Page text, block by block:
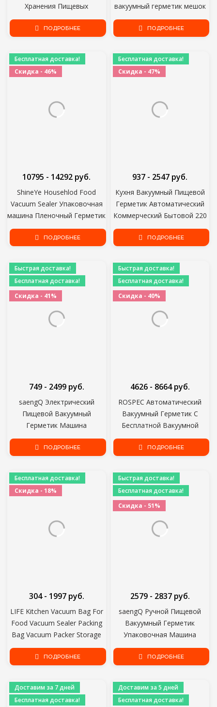
Хранения Пищевых
Продуктов Вакуумная
Упаковка Герметик
С Бесплатным 10 шт.
ПОДРОБНЕЕ
вакуумный герметик мешок
28/25/20/15/12 см*500 см
Вырезать нужную длину для
ПОДРОБНЕЕ
Бесплатная доставка!
Скидка - 46%
ShineYe Househlod Food
Vacuum Sealer Упаковочная
машина Пленочный Герметик
Вакуумный упаковщик Дают
Бесплатные Вакуумные
10795 - 14292 руб.
ПОДРОБНЕЕ
Бесплатная доставка!
Скидка - 47%
Кухня Вакуумный Пищевой
Герметик Автоматический
Коммерческий Бытовой 220
В/110 В Пищевой Вакуумный
Герметик Упаковочная
шт. Сумки
937 - 2547 руб.
ПОДРОБНЕЕ
Быстрая доставка!
Бесплатная доставка!
Скидка - 41%
saengQ Электрический
Пищевой Вакуумный
Герметик Машина
Аксессуары Винные пробки
Вакуумный Контейнер
Пищевых Продуктов
Вакуумный Герметик
749 - 2499 руб.
ПОДРОБНЕЕ
Быстрая доставка!
Бесплатная доставка!
Скидка - 40%
ROSPEC Автоматический
Вакуумный Герметик С
Бесплатной Вакуумной
Герметизацией Мешки
Упаковочная Машина Для
Продуктов Упаковщик Для
Сухой Влажной Пищи
4626 - 8664 руб.
ПОДРОБНЕЕ
Бесплатная доставка!
Скидка - 18%
LIFE Kitchen Vacuum Bag For
Food Vacuum Sealer Packing
Bag Vacuum Packer Storage
Bag Food Fresh Long Keeping
length is 5 m
304 - 1997 руб.
ПОДРОБНЕЕ
Быстрая доставка!
Бесплатная доставка!
Скидка - 51%
saengQ Ручной Пищевой
Вакуумный Герметик
Упаковочная Машина
Пленочный Контейнер USB
Герметик Вакуумный
Вакуумные Сумки на Молнии
2579 - 2837 руб.
ПОДРОБНЕЕ
Доставим за 7 дней
Бесплатная доставка!
Доставим за 5 дней
Бесплатная доставка!